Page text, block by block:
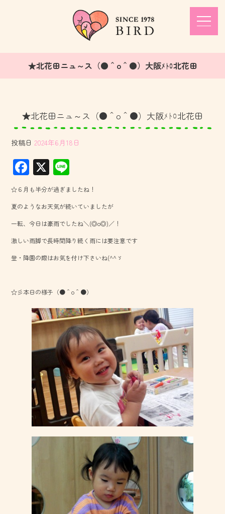
★北花田ニュ～ス（●＾o＾●）大阪ﾒﾄﾛ北花田
★北花田ニュ～ス（●＾o＾●）大阪ﾒﾄﾛ北花田
投稿日 2024年6月18日
F
ac
e
b
o
ok
X
ne
☆６月も半分が過ぎましたね！
夏のようなお天気が続いていましたが
一転、今日は豪雨でしたね＼(◎o◎)／！
激しい雨脚で長時間降り続く雨には要注意です
登・降園の際はお気を付け下さいね(^^ゞ
☆彡本日の様子（●＾o＾●）